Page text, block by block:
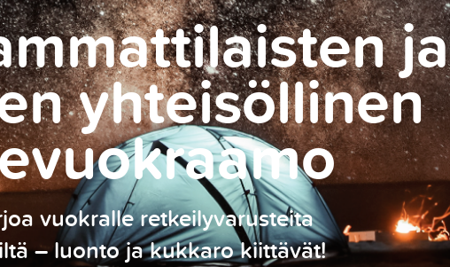
ja
yhteisöllinen
vuokralle retkeilyvarusteita
– luonto ja kukkaro kiittävät!